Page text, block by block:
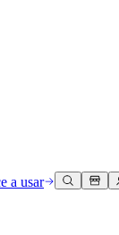
qualquer plataforma
3D em tempo real
gratuitamente
com Unity
a usar